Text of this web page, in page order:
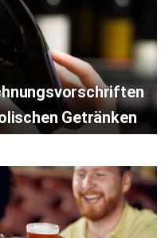
Getränken